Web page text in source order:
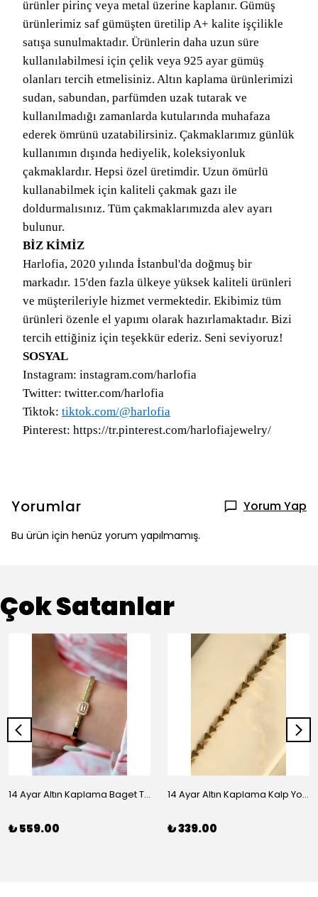
ürünler pirinç veya metal üzerine kaplanır. Gümüş
ürünlerimiz saf gümüşten üretilip A+ kalite işçilikle
satışa sunulmaktadır. Ürünlerin daha uzun süre
kullanılabilmesi için çelik veya 925 ayar gümüş
olanları tercih etmelisiniz. Altın kaplama ürünlerimizi
sudan, sabundan, parfümden uzak tutarak ve
kullanılmadığı zamanlarda kutularında muhafaza
ederek ömrünü uzatabilirsiniz. Çakmaklarımız günlük
kullanımın dışında hediyelik, koleksiyonluk
çakmaklardır. Hepsi özel üretimdir. Uzun ömürlü
kullanabilmek için kaliteli çakmak gazı ile
doldurmalısınız. Tüm çakmaklarımızda alev ayarı
bulunur.
BİZ KİMİZ
Harlofia, 2020 yılında İstanbul'da doğmuş bir
markadır. 15'den fazla ülkeye yüksek kaliteli ürünleri
ve müşterileriyle hizmet vermektedir. Ekibimiz tüm
ürünleri özenle el yapımı olarak hazırlamaktadır. Bizi
tercih ettiğiniz için teşekkür ederiz. Seni seviyoruz!
SOSYAL
Instagram: instagram.com/harlofia
Twitter: twitter.com/harlofia
Tiktok: tiktok.com/@harlofia
Pinterest: https://tr.pinterest.com/harlofiajewelry/
Yorumlar Yorum Yap
Bu ürün için henüz yorum yapılmamış.
Çok Satanlar
14 Ayar Altın Kaplama Baget Taşlı Vip Bileklik
₺ 559.00
14 Ayar Altın Kaplama Kalp Yolu Bileklik
₺ 339.00